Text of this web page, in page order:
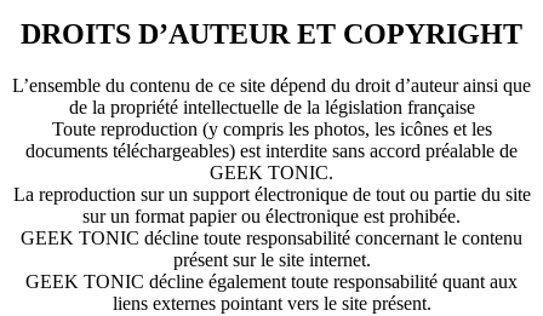
DROITS D’AUTEUR ET COPYRIGHT
L’ensemble du contenu de ce site dépend du droit d’auteur ainsi que
de la propriété intellectuelle de la législation française
Toute reproduction (y compris les photos, les icônes et les
documents téléchargeables) est interdite sans accord préalable de
GEEK TONIC.
La reproduction sur un support électronique de tout ou partie du site
sur un format papier ou électronique est prohibée.
GEEK TONIC décline toute responsabilité concernant le contenu
présent sur le site internet.
GEEK TONIC décline également toute responsabilité quant aux
liens externes pointant vers le site présent.